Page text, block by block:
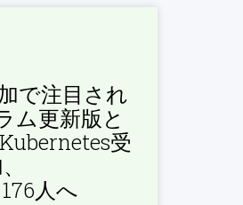
で注目され
ム更新版と
受
人へ